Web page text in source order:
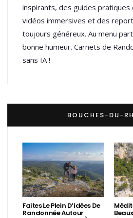
inspirants, des guides pratiques
vidéos immersives et des
toujours généreux. Au menu
bonne humeur. Carnets de
sans IA !
BOUCHES-DU-
Faites Le Plein D’idées De
Randonnée Autour